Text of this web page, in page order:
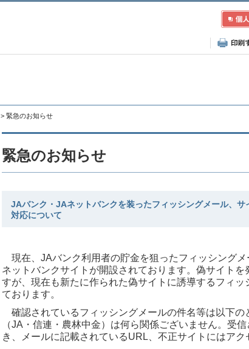
> 緊急のお知らせ
緊急のお知らせ
JAバンク・JAネットバンクを装ったフィッシングメール、
対応について
現在、JAバンク利用者の貯金を狙ったフィッシング
ネットバンクサイトが開設されております。偽サイト
すが、現在も新たに作られた偽サイトに誘導するフィ
ております。
確認されているフィッシングメールの件名等は以下の
（JA・信連・農林中金）は何ら関係ございません。受
き、メールに記載されているURL、不正サイトにはアク